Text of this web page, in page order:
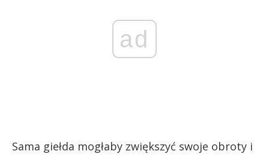
ad
Sama giełda mogłaby zwiększyć swoje obroty i